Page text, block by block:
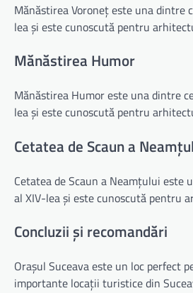
Mănăstirea Voroneț este una dintre
lea și este cunoscută pentru
Mănăstirea Humor
Mănăstirea Humor este una dintre
lea și este cunoscută pentru
Cetatea de Scaun a
Cetatea de Scaun a Neamțului
al XIV-lea și este cunoscută pentru
Concluzii și recomandări
Orașul Suceava este un loc perfect
importante locații turistice din